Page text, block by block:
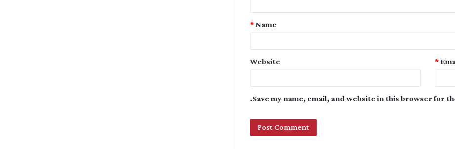
Name
*
*
Website
Save my name, email, and website in this browser for